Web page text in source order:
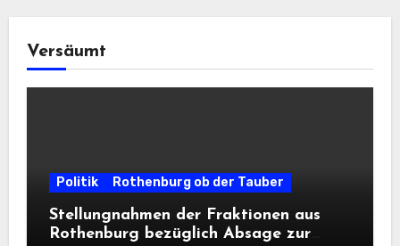
Versäumt
Politik Rothenburg ob der Tauber
Stellungnahmen der Fraktionen aus
Rothenburg bezüglich Absage zur